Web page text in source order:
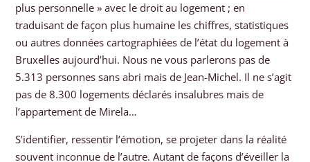
plus personnelle » avec le droit au logement ; en
traduisant de façon plus humaine les chiffres, statistiques
ou autres données cartographiées de l’état du logement à
Bruxelles aujourd’hui. Nous ne vous parlerons pas de
5.313 personnes sans abri mais de Jean-Michel. Il ne s’agit
pas de 8.300 logements déclarés insalubres mais de
l’appartement de Mirela…
S’identifier, ressentir l’émotion, se projeter dans la réalité
souvent inconnue de l’autre. Autant de façons d’éveiller la